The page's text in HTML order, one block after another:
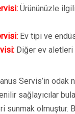
Ürününüzle
Ev tipi ve
Diğer ev
Servis’in
sağlayıcılar
sunmak olmuştur.